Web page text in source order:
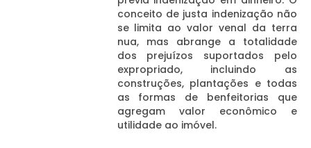
conceito de justa indenização não
se limita ao valor venal da terra
nua, mas abrange a totalidade
dos prejuízos suportados pelo
expropriado, incluindo as
construções, plantações e todas
as formas de benfeitorias que
agregam valor econômico e
utilidade ao imóvel.